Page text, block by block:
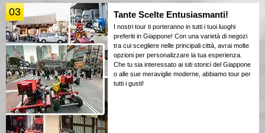
03 Tante Scelte Entusiasmanti!
I nostri tour ti porteranno in tutti i tuoi luoghi
preferiti in Giappone! Con una varietà di negozi
tra cui scegliere nelle principali città, avrai molte
opzioni per personalizzare la tua esperienza.
Che tu sia interessato ai siti storici del Giappone
o alle sue meraviglie moderne, abbiamo tour per
tutti i gusti!